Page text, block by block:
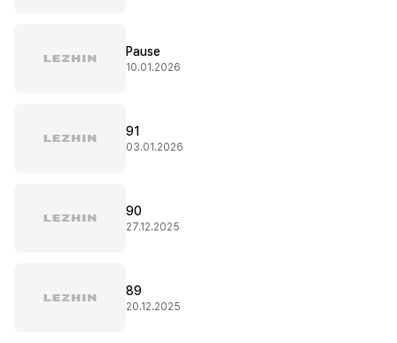
Pause
10.01.2026
91
03.01.2026
90
27.12.2025
89
20.12.2025